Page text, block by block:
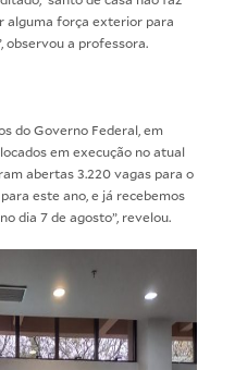
alguma força exterior para
observou a professora.
do Governo Federal, em
em execução no atual
abertas 3.220 vagas para o
este ano, e já recebemos
dia 7 de agosto”, revelou.